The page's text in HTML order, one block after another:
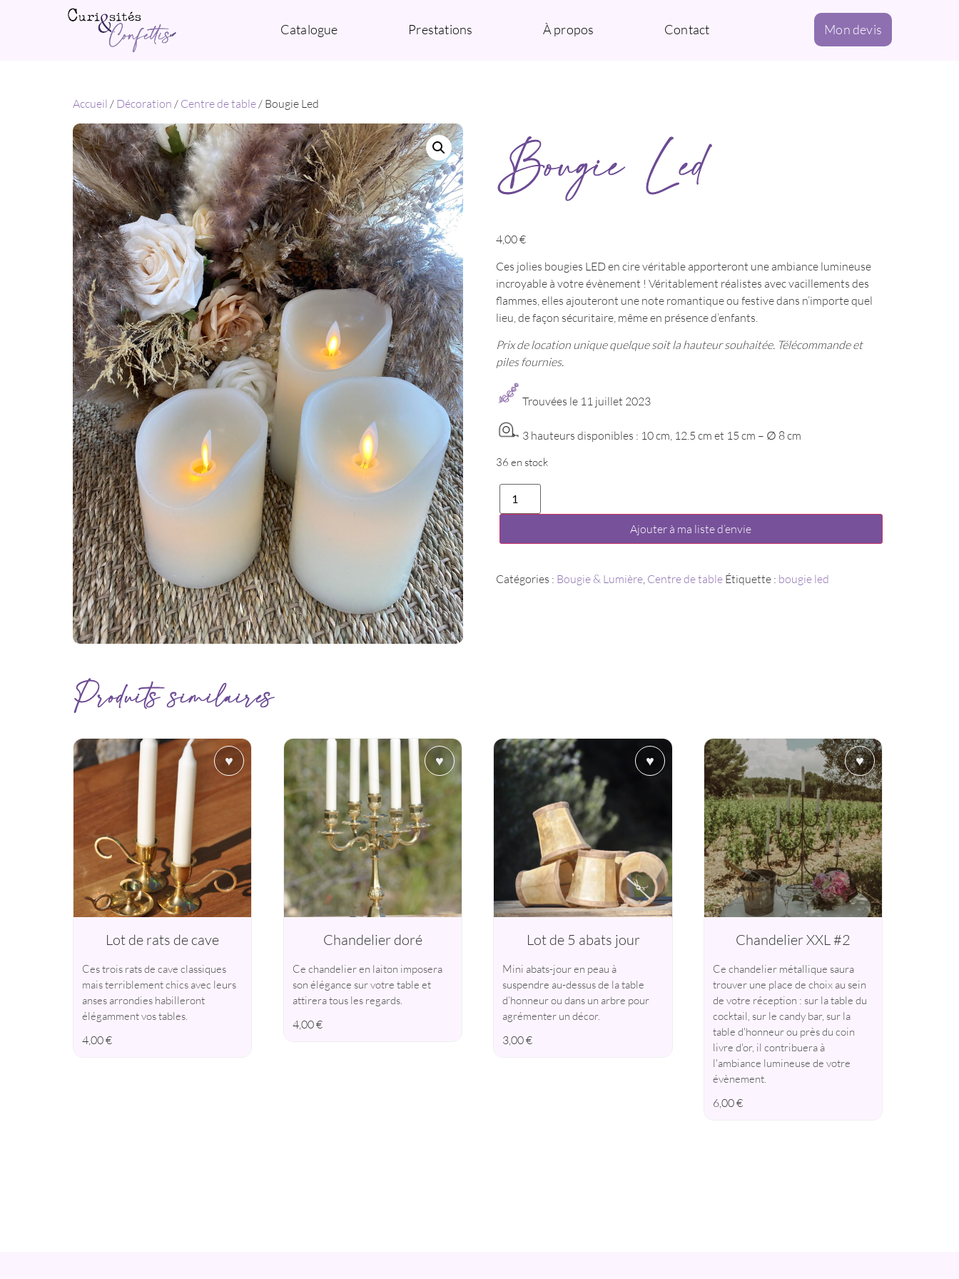
Catalogue Prestations À propos Contact Mon devis
Accueil / Décoration / Centre de table / Bougie Led
Bougie Led
4,00€
Ces jolies bougies LED en cire véritable apporteront une ambiance lumineuse
incroyable à votre évènement ! Véritablement réalistes avec vacillements des
flammes, elles ajouteront une note romantique ou festive dans n’importe quel
lieu, de façon sécuritaire, même en présence d’enfants.
Prix de location unique quelque soit la hauteur souhaitée. Télécommande et
piles fournies.
Trouvées le 11 juillet 2023
3 hauteurs disponibles : 10 cm, 12.5 cm et 15 cm – ∅ 8 cm
36 en stock
quantité
Bougie
Ajouter à ma liste d’envie
Catégories : Bougie & Lumière, Centre de table Étiquette : bougie led
Produits similaires
♥
Lot de rats de cave
Ces trois rats de cave classiques
mais terriblement chics avec leurs
anses arrondies habilleront
élégamment vos tables.
4,00€
♥
Chandelier doré
Ce chandelier en laiton imposera
son élégance sur votre table et
attirera tous les regards.
4,00€
♥
Lot de 5 abats jour
Mini abats-jour en peau à
suspendre au-dessus de la table
d’honneur ou dans un arbre pour
agrémenter un décor.
3,00€
♥
Chandelier XXL #2
Ce chandelier métallique saura
trouver une place de choix au sein
de votre réception : sur la table du
cocktail, sur le candy bar, sur la
table d'honneur ou près du coin
livre d'or, il contribuera à
l'ambiance lumineuse de votre
évènement.
6,00€